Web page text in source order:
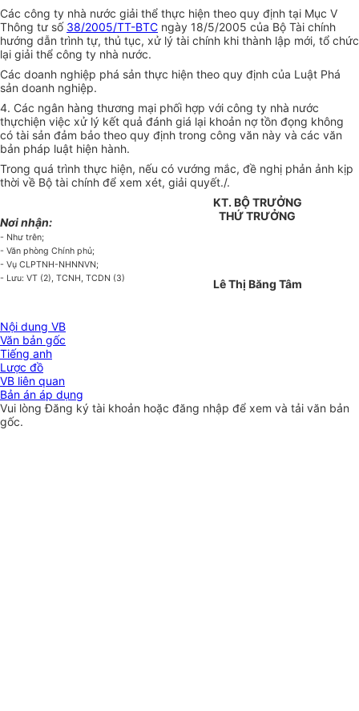
Các công ty nhà nước giải thể thực hiện theo quy định tại Mục V
Thông tư số 38/2005/TT-BTC ngày 18/5/2005 của Bộ Tài chính
hướng dẫn trình tự, thủ tục, xử lý tài chính khi thành lập mới, tổ chức
lại giải thể công ty nhà nước.
Các doanh nghiệp phá sản thực hiện theo quy định của Luật Phá
sản doanh nghiệp.
4. Các ngân hàng thương mại phối hợp với công ty nhà nước
thựchiện việc xử lý kết quả đánh giá lại khoản nợ tồn đọng không
có tài sản đảm bảo theo quy định trong công văn này và các văn
bản pháp luật hiện hành.
Trong quá trình thực hiện, nếu có vướng mắc, đề nghị phản ảnh kịp
thời về Bộ tài chính để xem xét, giải quyết./.
Nơi nhận:
- Như trên;
- Văn phòng Chính phủ;
- Vụ CLPTNH-NHNNVN;
- Lưu: VT (2), TCNH, TCDN (3)
KT. BỘ TRƯỞNG
THỨ TRƯỞNG
Lê Thị Băng Tâm
Nội dung VB
Văn bản gốc
Tiếng anh
Lược đồ
VB liên quan
Bản án áp dụng
Vui lòngĐăng ký tài khoản hoặc đăng nhập để xem và tải văn bản
gốc.